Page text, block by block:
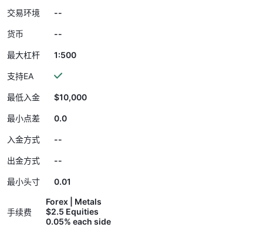
交易环境 --
货币 --
最大杠杆 1:500
支持EA
最低入金 $10,000
最小点差 0.0
入金方式 --
出金方式 --
最小头寸 0.01
手续费
Forex | Metals
$2.5 Equities
0.05% each side